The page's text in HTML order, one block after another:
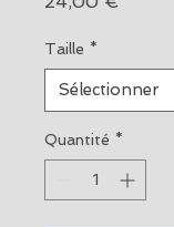
Taille *
Quantité *